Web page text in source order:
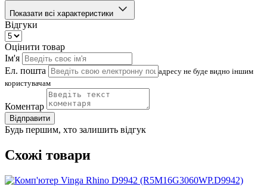
Показати всі характеристики
Відгуки
Оцінити товар
Ім'я
Ел. пошта
адресу не буде видно іншим
користувачам
Коментар
Відправити
Будь першим, хто залишить відгук
Схожі товари